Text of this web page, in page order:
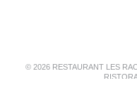
© 2026 RESTAURANT LES